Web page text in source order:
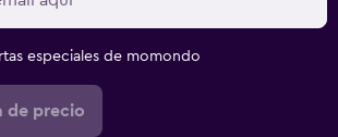
especiales de momondo
de precio